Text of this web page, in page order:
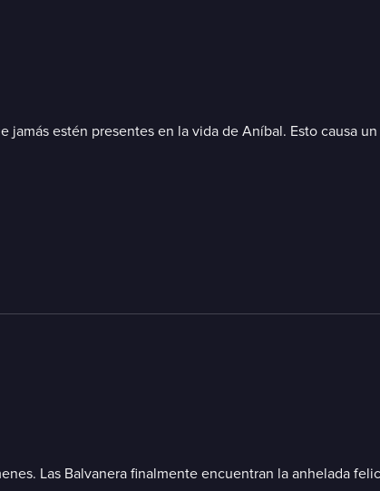
jamás estén presentes en la vida de Aníbal. Esto causa
Las Balvanera finalmente encuentran la anhelada